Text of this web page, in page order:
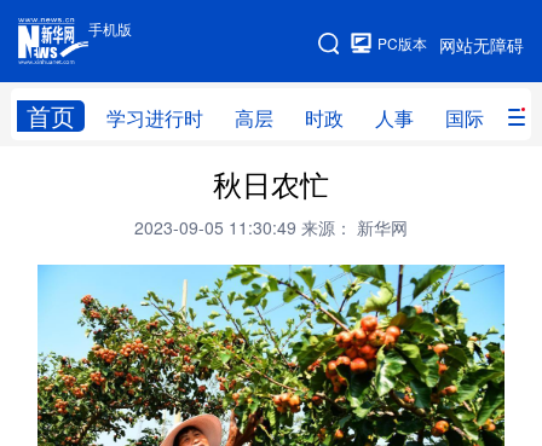
手机版
网站无障碍
PC版本
首页 学习进行时 高层 时政 人事 国际 财
手机版
网站地图
高层 时政
财经 网评
思客智库 全球连线 教育
科技 科创 量子 体育
文化 书画 健康 军事
访谈 视频 图片 政务
秋日农忙
2023-09-05 11:30:49 来源： 新华网